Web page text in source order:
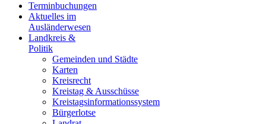
Terminbuchungen
Aktuelles im
Ausländerwesen
Landkreis &
Politik
Gemeinden und Städte
Karten
Kreisrecht
Kreistag & Ausschüsse
Kreistagsinformationssystem
Bürgerlotse